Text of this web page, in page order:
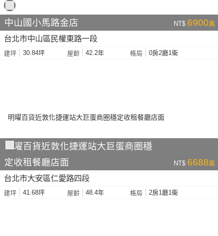
中山國小馬路金店 NT$ 6900萬
台北市中山區民權東路一段
建坪 30.84坪 屋齡 42.2年 格局 0房2廳1衛
明曜百貨近敦化捷運站大巨蛋商圈穩
定收租餐廳店面
NT$ 6688萬
台北市大安區仁愛路四段
建坪 41.68坪 屋齡 48.4年 格局 2房1廳1衛